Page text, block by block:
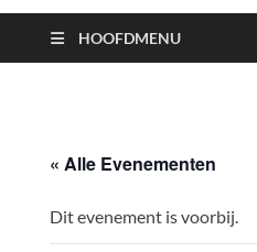
HOOFDMENU
« Alle Evenementen
Dit evenement is voorbij.